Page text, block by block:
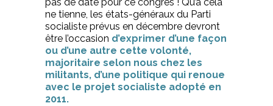
ne tienne, les états-généraux du Parti
socialiste prévus en décembre devront
être l’occasion d’exprimer d’une façon
ou d’une autre cette volonté,
majoritaire selon nous chez les
militants, d’une politique qui renoue
avec le projet socialiste adopté en
2011.